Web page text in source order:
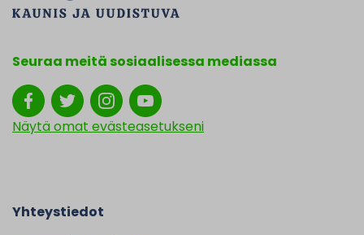
Seuraa meitä sosiaalisessa mediassa
Näytä omat evästeasetukseni
Yhteystiedot